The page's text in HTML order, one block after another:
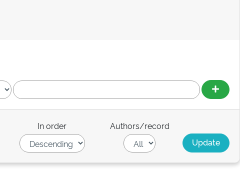
In order Authors/record